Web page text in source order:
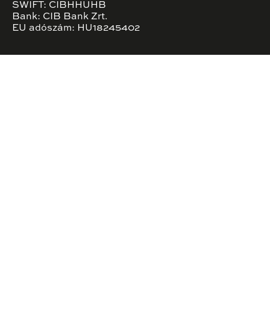
SWIFT: CIBHHUHB
Bank: CIB Bank Zrt.
EU adószám: HU18245402